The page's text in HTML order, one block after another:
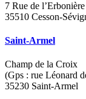
7 Rue de l’Erbonière
35510 Cesson-
Saint-Armel
Champ de la Croix
(Gps : rue Léonard
35230 Saint-Armel